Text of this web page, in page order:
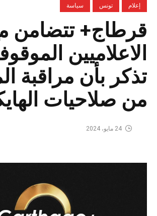
إعلام تونس سياسة
قرطاج+ تتضامن
الاعلاميين
تذكر بأن مراقبة
من صلاحيات
24 مايو، 2024